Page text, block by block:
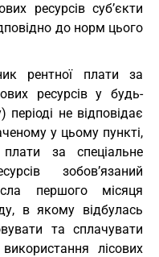
ресурсів суб’єкти
до норм цього
рентної плати за
ресурсів у будь-
не відповідає
у цьому пункті,
за спеціальне
зобов’язаний
першого місяця
в якому відбулась
та сплачувати
лісових